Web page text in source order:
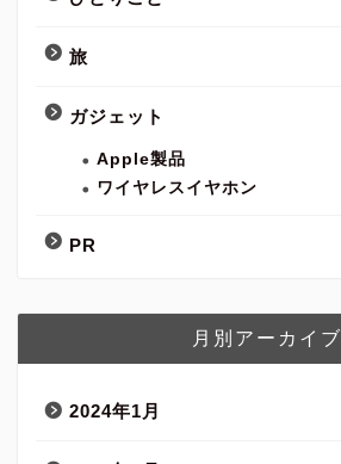
旅
ガジェット
Apple製品
ワイヤレスイヤホン
PR
月別アーカイブ
2024年1月